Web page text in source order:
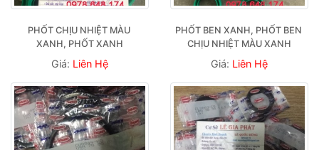
PHỐT CHỊU NHIỆT MÀU
XANH, PHỐT XANH
Giá: Liên Hệ
PHỐT BEN XANH, PHỐT BEN
CHỊU NHIỆT MÀU XANH
Giá: Liên Hệ